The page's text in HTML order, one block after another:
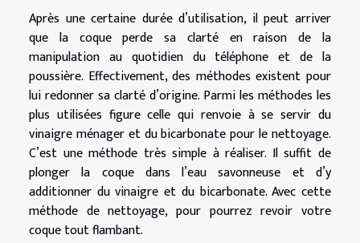
Après une certaine durée d’utilisation, il peut arriver
que la coque perde sa clarté en raison de la
manipulation au quotidien du téléphone et de la
poussière. Effectivement, des méthodes existent pour
lui redonner sa clarté d’origine. Parmi les méthodes les
plus utilisées figure celle qui renvoie à se servir du
vinaigre ménager et du bicarbonate pour le nettoyage.
C’est une méthode très simple à réaliser. Il suffit de
plonger la coque dans l’eau savonneuse et d’y
additionner du vinaigre et du bicarbonate. Avec cette
méthode de nettoyage, pour pourrez revoir votre
coque tout flambant.